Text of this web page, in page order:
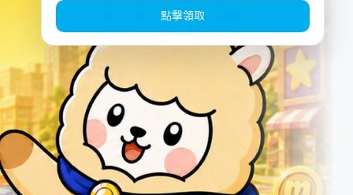
點擊領取